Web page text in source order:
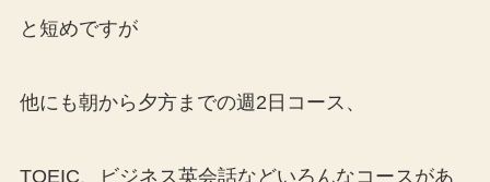
と短めですが
他にも朝から夕方までの週2日コース、
TOEIC、ビジネス英会話などいろんなコースがあ